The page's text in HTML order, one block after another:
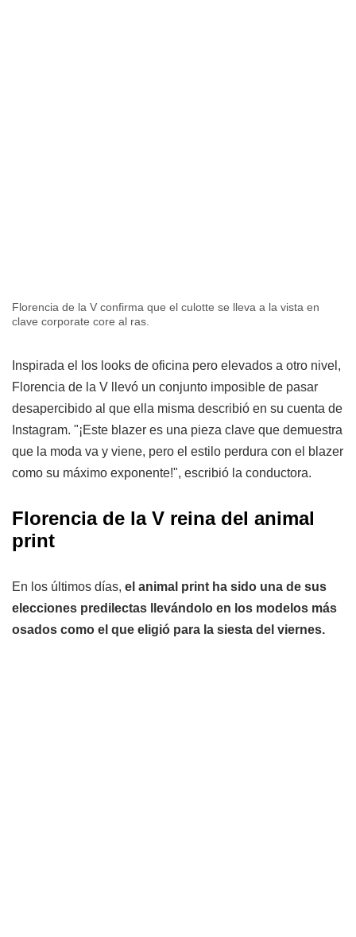
Florencia de la V confirma que el culotte se lleva a la vista en
clave corporate core al ras.
Inspirada el los looks de oficina pero elevados a otro nivel,
Florencia de la V llevó un conjunto imposible de pasar
desapercibido al que ella misma describió en su cuenta de
Instagram. "¡Este blazer es una pieza clave que demuestra
que la moda va y viene, pero el estilo perdura con el blazer
como su máximo exponente!", escribió la conductora.
Florencia de la V reina del animal
print
En los últimos días, el animal print ha sido una de sus
elecciones predilectas llevándolo en los modelos más
osados como el que eligió para la siesta del viernes.